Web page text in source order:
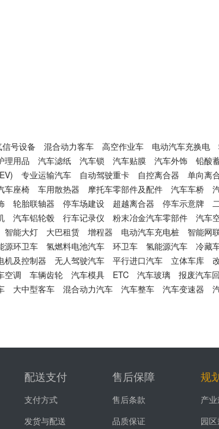
号设备 混合动力客车 高空作业车 电动汽车充换电
理用品 汽车滤纸 汽车锁 汽车贴膜 汽车外饰 铅酸
专业运输汽车 自动驾驶重卡 自控离合器 单向离
车座椅 车用散热器 摩托车零部件及配件 汽车车桥
轮胎联轴器 停车场建设 超越离合器 停车示意牌
汽车铝轮毂 行车记录仪 粉末冶金汽车零部件 汽车
智能大灯 大巴租赁 增程器 电动汽车充电桩 智能网
源环卫车 氢燃料电池汽车 环卫车 氢能源汽车 冷藏
机及控制器 无人驾驶汽车 平行进口汽车 立体车库
空调 车辆齿轮 汽车模具 ETC 汽车玻璃 报废汽车
大中型客车 混合动力汽车 汽车整车 汽车变速器
配送支付
支付方式
发货与配送
售后保障
售后条款
品质保证
规
产
园